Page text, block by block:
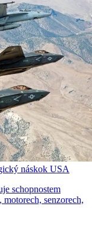
náskok USA
schopnostem
senzorech,